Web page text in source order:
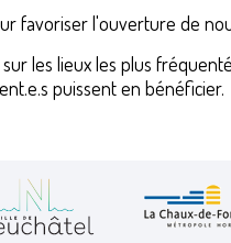
favoriser l'ouverture de
les lieux les plus
puissent en bénéficier.